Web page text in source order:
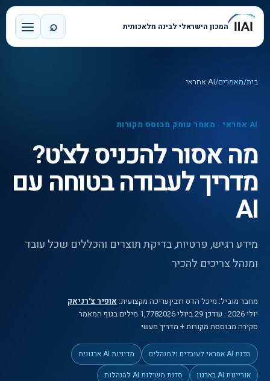
המכון הישראלי לבינה מלאכותית ⌕
בית/מאמרים/AI אחראי
AI אחראי · מאמר עומק מבוסס מקורות
מה אסור להכניס לצ'ט?
מדריך לעבודה בטוחה עם
AI
מידע רגיש, פרטיות, בדיקת תוצרים והכללים שכל עובד
ומנהל צריכים להכיר
מחבר מוביל: מיכל הדס רוביןעריכה מקצועית: אופיר צ'רניאק
יולי 2026
· עודכן 29 ביולי 2026 1,778 מיליםבגוף המאמר
סקירה מבוססת מקורות + מדריך מעשי
סדנת AI אחראי לעובדים ולמנהלים
מדיניות AI ארגונית
אוריינות AI בארגון
סדנת משילות AI להנהלות